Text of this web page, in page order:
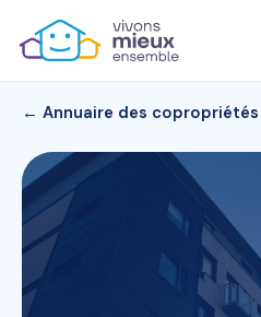
← Annuaire des copropriétés